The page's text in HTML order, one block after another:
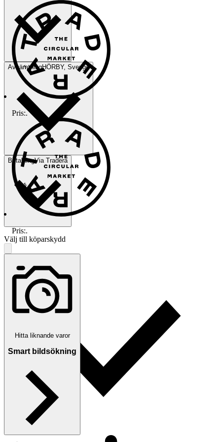
AvhämtningHÖRBY, Sverige
BetalningVia Tradera
Välj till köparskydd
Pris:.
Pris:.
Hitta liknande varor
Smart bildsökning